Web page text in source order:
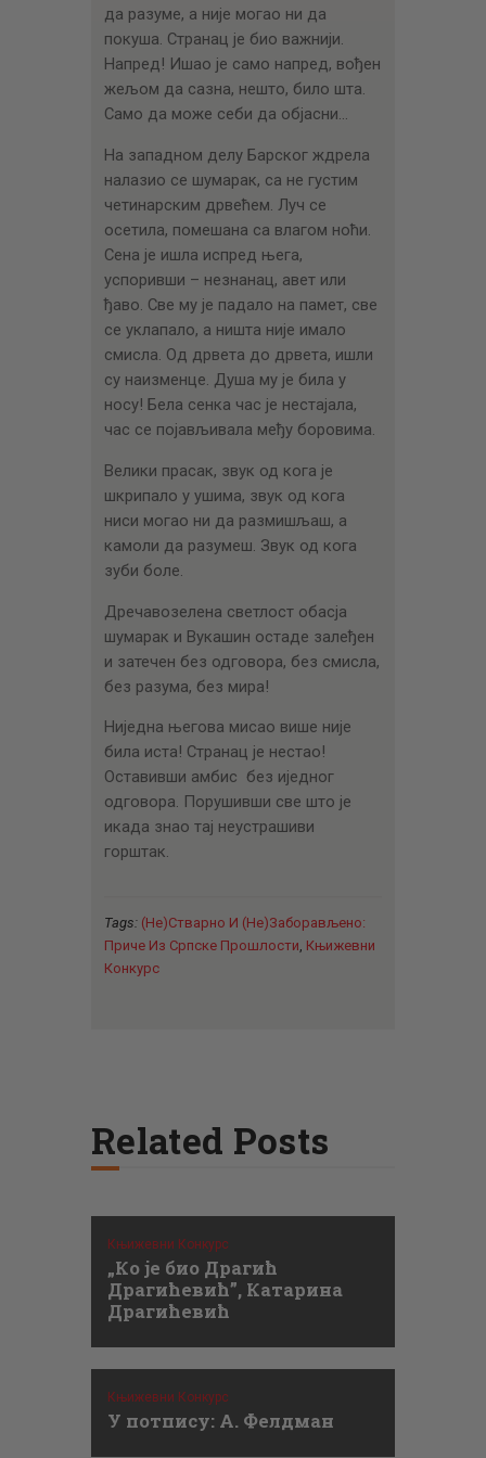
да разуме, а није могао ни да
покуша. Странац је био важнији.
Напред! Ишао је само напред, вођен
жељом да сазна, нешто, било шта.
Само да може себи да објасни…
На западном делу Барског ждрела
налазио се шумарак, са не густим
четинарским дрвећем. Луч се
осетила, помешана са влагом ноћи.
Сена је ишла испред њега,
успоривши – незнанац, авет или
ђаво. Све му је падало на памет, све
се уклапало, а ништа није имало
смисла. Од дрвета до дрвета, ишли
су наизменце. Душа му је била у
носу! Бела сенка час је нестајала,
час се појављивала међу боровима.
Велики прасак, звук од кога је
шкрипало у ушима, звук од кога
ниси могао ни да размишљаш, а
камоли да разумеш. Звук од кога
зуби боле.
Дречавозелена светлост обасја
шумарак и Вукашин остаде залеђен
и затечен без одговора, без смисла,
без разума, без мира!
Ниједна његова мисао више није
била иста! Странац је нестао!
Оставивши амбис без иједног
одговора. Порушивши све што је
икада знао тај неустрашиви
горштак.
Tags: (Не)стварно И (не)заборављено:
Приче Из Српске Прошлости, Књижевни
Конкурс
Related Posts
Књижевни Конкурс
„Ко је био Драгић
Драгићевић”, Катарина
Драгићевић
Књижевни Конкурс
У потпису: А. Фелдман